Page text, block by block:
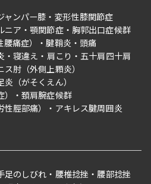
ャンパー膝
変形性膝関節症
ニア 顎関節症
胸郭出口症候群
痛症）
腱鞘炎
頭痛
寝違え 肩こり
五十肩四十肩
ス肘（外側上顆炎）
炎（がそくえん）
頚肩腕症候群
脛部痛）
アキレス腱周囲炎
足のしびれ 腰椎捻挫
腰部捻挫